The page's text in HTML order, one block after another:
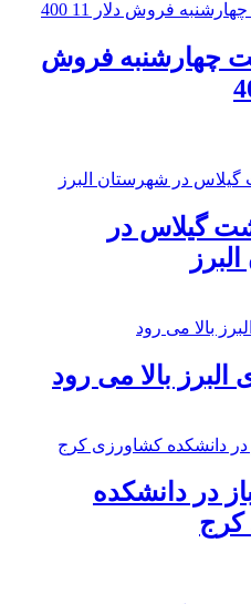
چهارشنبه فروش
گیلاس در
البرز بالا می رود
در دانشکده
کرج